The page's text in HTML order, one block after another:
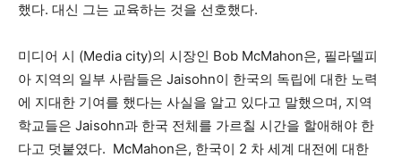
했다. 대신 그는 교육하는 것을 선호했다.
미디어 시 (Media city)의 시장인 Bob McMahon은, 필라델피
아 지역의 일부 사람들은 Jaisohn이 한국의 독립에 대한 노력
에 지대한 기여를 했다는 사실을 알고 있다고 말했으며, 지역
학교들은 Jaisohn과 한국 전체를 가르칠 시간을 할애해야 한
다고 덧붙였다. McMahon은, 한국이 2 차 세계 대전에 대한